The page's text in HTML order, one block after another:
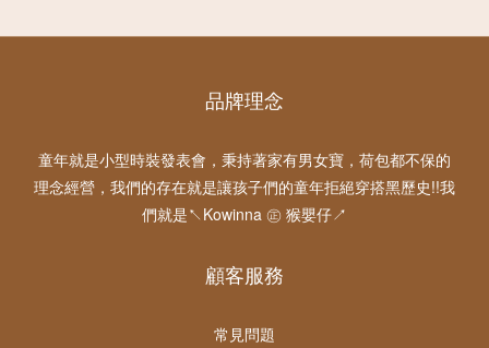
品牌理念
童年就是小型時裝發表會，秉持著家有男女寶，荷包都不保的
理念經營，我們的存在就是讓孩子們的童年拒絕穿搭黑歷史!!我
們就是↖Kowinna ㊣ 猴嬰仔↗
顧客服務
常見問題